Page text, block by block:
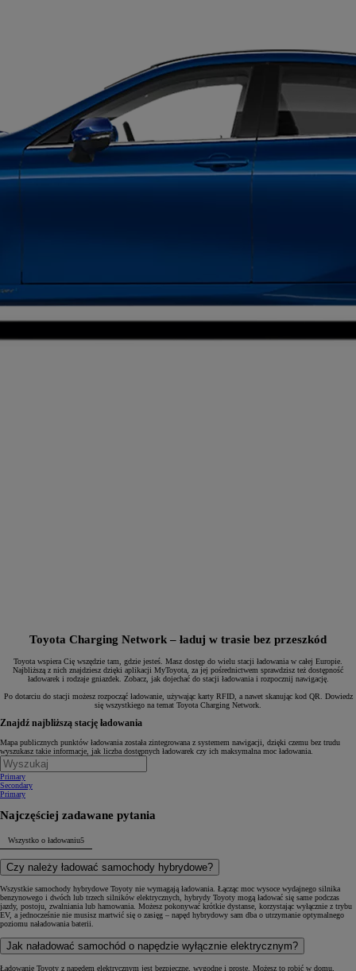
Toyota Charging Network – ładuj w trasie bez przeszkód
Toyota wspiera Cię wszędzie tam, gdzie jesteś. Masz dostęp do wielu stacji ładowania w całej Europie.
Najbliższą z nich znajdziesz dzięki aplikacji MyToyota, za jej pośrednictwem sprawdzisz też dostępność
ładowarek i rodzaje gniazdek. Zobacz, jak dojechać do stacji ładowania i rozpocznij nawigację.
Po dotarciu do stacji możesz rozpocząć ładowanie, używając karty RFID, a nawet skanując kod QR. Dowiedz
się wszystkiego na temat Toyota Charging Network.
Znajdź najbliższą stację ładowania
Mapa publicznych punktów ładowania została zintegrowana z systemem nawigacji, dzięki czemu bez trudu
wyszukasz takie informacje, jak liczba dostępnych ładowarek czy ich maksymalna moc ładowania.
Primary
Secondary
Primary
Najczęściej zadawane pytania
Wszystko o ładowaniu5
Czy należy ładować samochody hybrydowe?
Wszystkie samochody hybrydowe Toyoty nie wymagają ładowania. Łącząc moc wysoce wydajnego silnika
benzynowego i dwóch lub trzech silników elektrycznych, hybrydy Toyoty mogą ładować się same podczas
jazdy, postoju, zwalniania lub hamowania. Możesz pokonywać krótkie dystanse, korzystając wyłącznie z trybu
EV, a jednocześnie nie musisz martwić się o zasięg – napęd hybrydowy sam dba o utrzymanie optymalnego
poziomu naładowania baterii.
Jak naładować samochód o napędzie wyłącznie elektrycznym?
Ładowanie Toyoty z napędem elektrycznym jest bezpieczne, wygodne i proste. Możesz to robić w domu,